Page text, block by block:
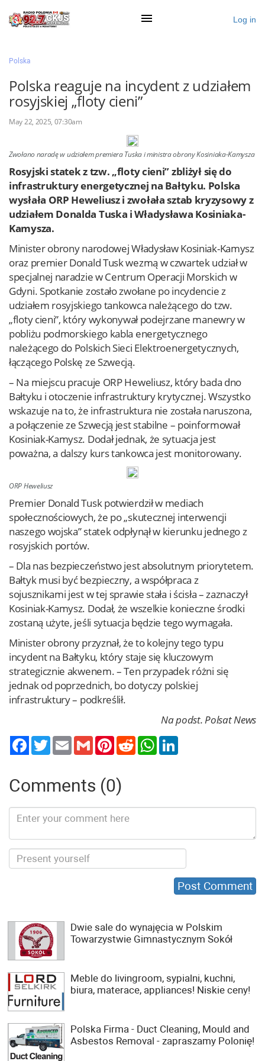
Ogłoś się
Działy
Zaloguj przez Clascal
×
Log in
Polska
Polska reaguje na incydent z udziałem
rosyjskiej „floty cieni”
May 22, 2025, 07:30am
Zwołano naradę w udziałem premiera Tuska i ministra obrony Kosiniaka-Kamysza
Rosyjski statek z tzw. „floty cieni” zbliżył się do
infrastruktury energetycznej na Bałtyku. Polska
wysłała ORP Heweliusz i zwołała sztab kryzysowy z
udziałem Donalda Tuska i Władysława Kosiniaka-
Kamysza.
Minister obrony narodowej Władysław Kosiniak-Kamysz
oraz premier Donald Tusk wezmą w czwartek udział w
specjalnej naradzie w Centrum Operacji Morskich w
Gdyni. Spotkanie zostało zwołane po incydencie z
udziałem rosyjskiego tankowca należącego do tzw.
„floty cieni”, który wykonywał podejrzane manewry w
pobliżu podmorskiego kabla energetycznego
należącego do Polskich Sieci Elektroenergetycznych,
łączącego Polskę ze Szwecją.
– Na miejscu pracuje ORP Heweliusz, który bada dno
Bałtyku i otoczenie infrastruktury krytycznej. Wszystko
wskazuje na to, że infrastruktura nie została naruszona,
a połączenie ze Szwecją jest stabilne – poinformował
Kosiniak-Kamysz. Dodał jednak, że sytuacja jest
poważna, a dalszy kurs tankowca jest monitorowany.
ORP Heweliusz
Premier Donald Tusk potwierdził w mediach
społecznościowych, że po „skutecznej interwencji
naszego wojska” statek odpłynął w kierunku jednego z
rosyjskich portów.
– Dla nas bezpieczeństwo jest absolutnym priorytetem.
Bałtyk musi być bezpieczny, a współpraca z
sojusznikami jest w tej sprawie stała i ścisła – zaznaczył
Kosiniak-Kamysz. Dodał, że wszelkie konieczne środki
zostaną użyte, jeśli sytuacja będzie tego wymagała.
Minister obrony przyznał, że to kolejny tego typu
incydent na Bałtyku, który staje się kluczowym
strategicznie akwenem. – Ten przypadek różni się
jednak od poprzednich, bo dotyczy polskiej
infrastruktury – podkreślił.
Na podst. Polsat News
TwitterEmail Gmail PinterestReddit WhatsApp
Comments (0)
Dwie sale do wynajęcia w Polskim
Towarzystwie Gimnastycznym Sokół
Meble do livingroom, sypialni, kuchni,
biura, materace, appliances! Niskie ceny!
Polska Firma - Duct Cleaning, Mould and
Asbestos Removal - zapraszamy Polonię!